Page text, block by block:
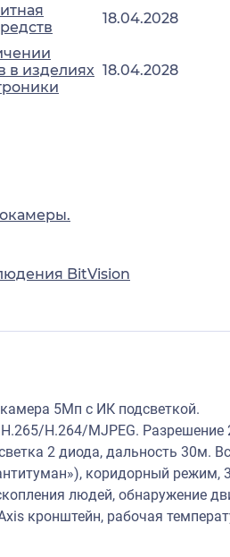
18.04.2028
в изделиях 18.04.2028
BitVision
5Мп с ИК подсветкой.
H.264/MJPEG.
2 диода, дальность 30м.
коридорный
людей, обнаружение
кронштейн, рабочая